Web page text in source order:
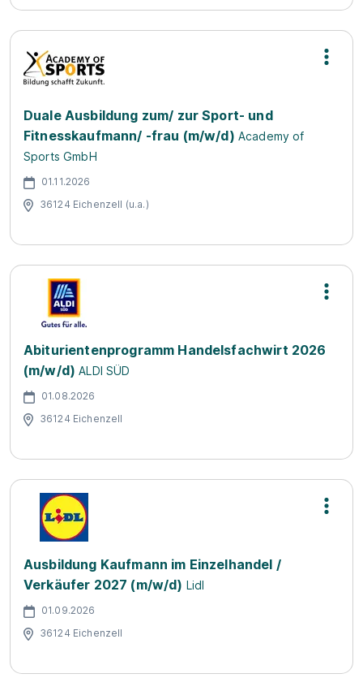
Duale Ausbildung zum/ zur Sport- und
Fitnesskaufmann/ -frau (m/w/d) Academy of
Sports GmbH
01.11.2026
36124 Eichenzell (u.a.)
Abiturientenprogramm Handelsfachwirt 2026
(m/w/d) ALDI SÜD
01.08.2026
36124 Eichenzell
Ausbildung Kaufmann im Einzelhandel /
Verkäufer 2027 (m/w/d) Lidl
01.09.2026
36124 Eichenzell